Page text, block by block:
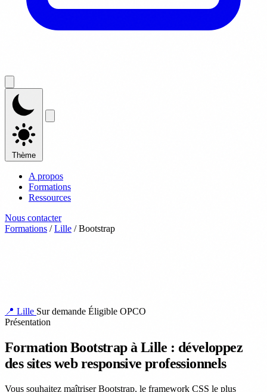
Thème
A propos
Formations
Ressources
Nous contacter
Formations / Lille / Bootstrap
📍 Lille Sur demande Éligible OPCO
Présentation
Formation Bootstrap à Lille : développez
des sites web responsive professionnels
Vous souhaitez maîtriser Bootstrap, le framework CSS le plus